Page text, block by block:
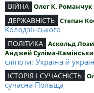
ВІЙНА Олег К. Романчук
ДЕРЖАВНІСТЬ Степан
Колодзінського
ПОЛІТИКА Аскольд
Анджей Суліма-
сліпоти: Україна й
ІСТОРІЯ І СУЧАСНІСТЬ
сучасна Польща